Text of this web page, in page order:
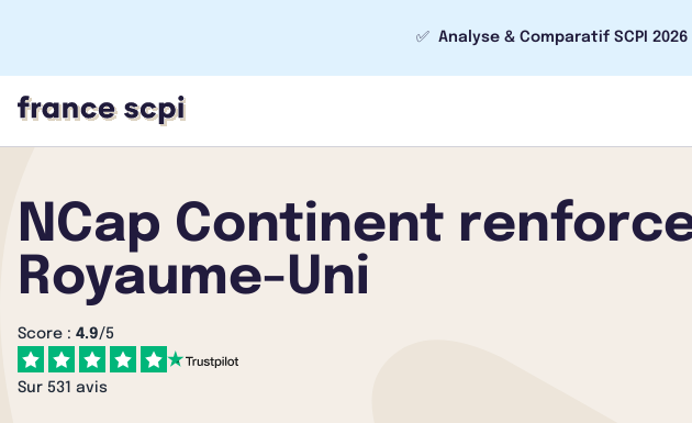
✅ Analyse & Comparatif SCPI 2026
NCap Continent
Royaume-Uni
Score : 4.9/5
Sur 531 avis